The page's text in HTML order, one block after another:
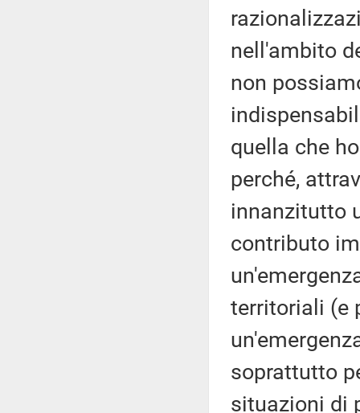
nell'ambito
non
quella che
perché,
innanzitutto
contributo
territoriali (e
soprattutto
situazioni di